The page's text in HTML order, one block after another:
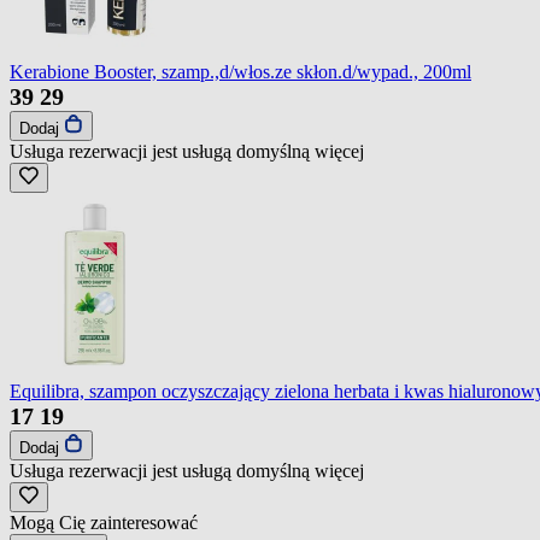
Kerabione Booster, szamp.,d/włos.ze skłon.d/wypad., 200ml
39 29
Dodaj
Usługa rezerwacji jest usługą domyślną więcej
Equilibra, szampon oczyszczający zielona herbata i kwas
17 19
Dodaj
Usługa rezerwacji jest usługą domyślną więcej
Mogą Cię zainteresować